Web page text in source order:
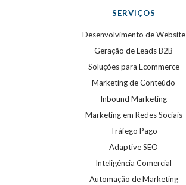
SERVIÇOS
Desenvolvimento de Website
Geração de Leads B2B
Soluções para Ecommerce
Marketing de Conteúdo
Inbound Marketing
Marketing em Redes Sociais
Tráfego Pago
Adaptive SEO
Inteligência Comercial
Automação de Marketing